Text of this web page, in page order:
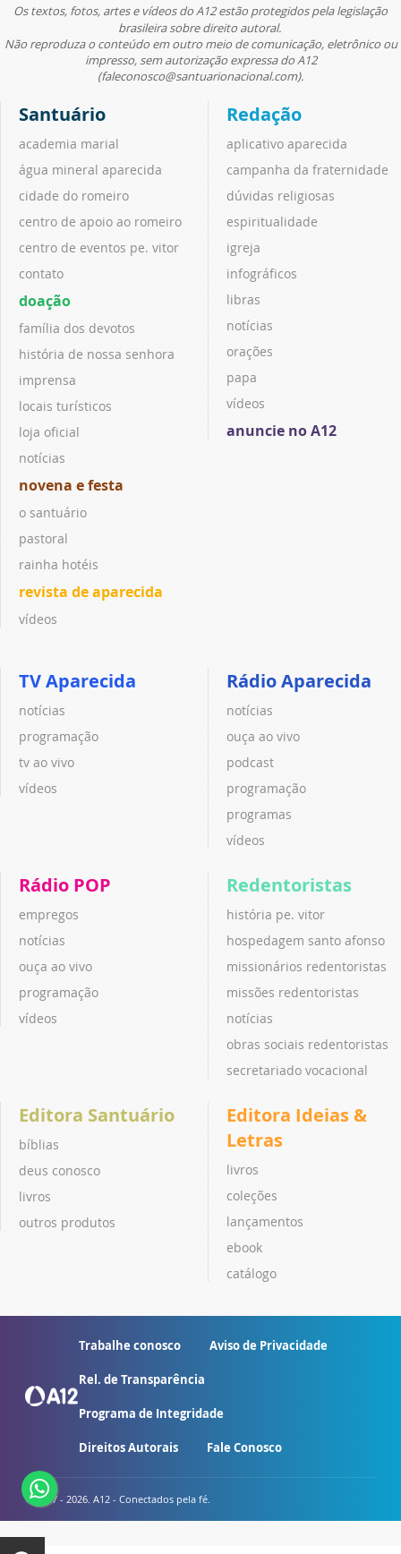
Os textos, fotos, artes e vídeos do A12 estão protegidos pela legislação
brasileira sobre direito autoral.
Não reproduza o conteúdo em outro meio de comunicação, eletrônico ou
impresso, sem autorização expressa do A12
(faleconosco@santuarionacional.com).
Santuário
academia marial
água mineral aparecida
cidade do romeiro
centro de apoio ao romeiro
centro de eventos pe. vitor
contato
doação
família dos devotos
história de nossa senhora
imprensa
locais turísticos
loja oficial
notícias
novena e festa
o santuário
pastoral
rainha hotéis
revista de aparecida
vídeos
Redação
aplicativo aparecida
campanha da fraternidade
dúvidas religiosas
espiritualidade
igreja
infográficos
libras
notícias
orações
papa
vídeos
anuncie no A12
TV Aparecida
notícias
programação
tv ao vivo
vídeos
Rádio Aparecida
notícias
ouça ao vivo
podcast
programação
programas
vídeos
Rádio POP
empregos
notícias
ouça ao vivo
programação
vídeos
Redentoristas
história pe. vitor
hospedagem santo afonso
missionários redentoristas
missões redentoristas
notícias
obras sociais redentoristas
secretariado vocacional
Editora Santuário
bíblias
deus conosco
livros
outros produtos
Editora Ideias &
Letras
livros
coleções
lançamentos
ebook
catálogo
Trabalhe conosco Aviso de Privacidade
Rel. de Transparência
Programa de Integridade
Direitos Autorais Fale Conosco
© 2007 - 2026. A12 - Conectados pela fé.